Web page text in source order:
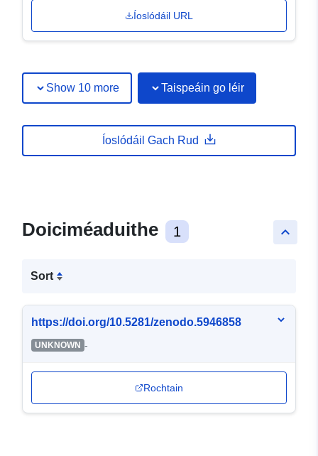
Íoslódáil URL
Show 10 more Taispeáin go léir
Íoslódáil Gach Rud
keyboard_arrow_up
Doiciméaduithe 1
Sort
https://doi.org/10.5281/zenodo.5946858
UNKNOWN -
Rochtain